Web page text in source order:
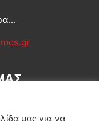
μας για να